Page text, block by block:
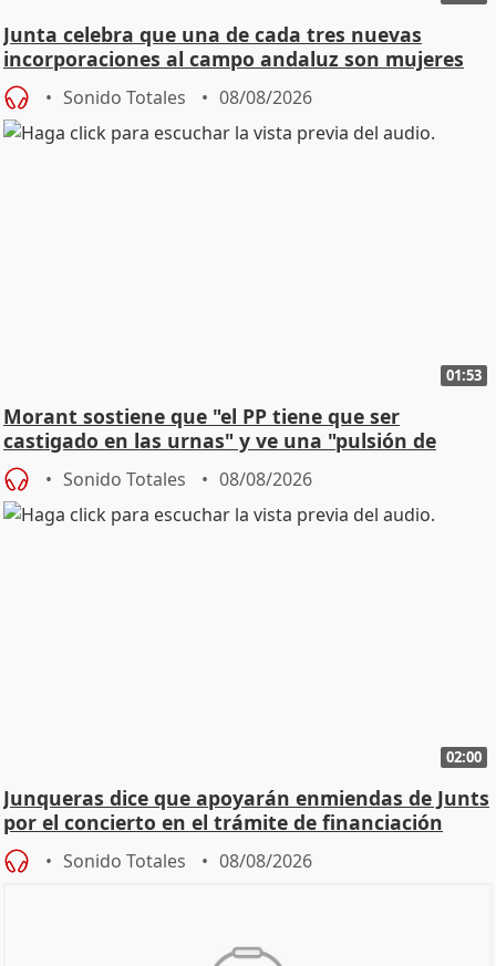
Junta celebra que una de cada tres nuevas
incorporaciones al campo andaluz son mujeres
jóvenes
Sonido Totales 08/08/2026
01:53
Morant sostiene que "el PP tiene que ser
castigado en las urnas" y ve una "pulsión de
cambio"
Sonido Totales 08/08/2026
02:00
Junqueras dice que apoyarán enmiendas de Junts
por el concierto en el trámite de financiación
Sonido Totales 08/08/2026